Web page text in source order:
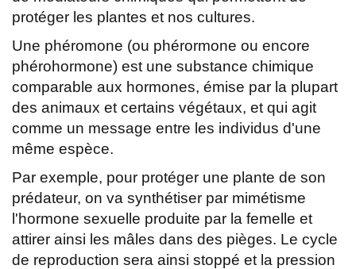
protéger les plantes et nos cultures.
Une phéromone (ou phérormone ou encore
phérohormone) est une substance chimique
comparable aux hormones, émise par la plupart
des animaux et certains végétaux, et qui agit
comme un message entre les individus d'une
même espèce.
Par exemple, pour protéger une plante de son
prédateur, on va synthétiser par mimétisme
l'hormone sexuelle produite par la femelle et
attirer ainsi les mâles dans des pièges. Le cycle
de reproduction sera ainsi stoppé et la pression